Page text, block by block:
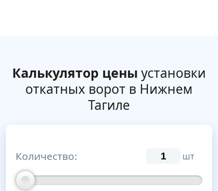
Калькулятор цены установки
откатных ворот в Нижнем
Тагиле
Количество: шт